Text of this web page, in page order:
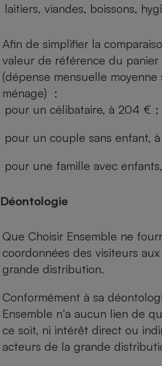
laitiers, viandes, boissons,
Afin de simplifier la
valeur de référence du panier
(dépense mensuelle
ménage) :
pour un célibataire, à 204 € ;
pour un couple sans enfant,
pour une famille avec
Déontologie
Que Choisir Ensemble ne
coordonnées des visiteurs
grande distribution.
Conformément à sa
Ensemble n’a aucun lien de
ce soit, ni intérêt direct ou
acteurs de la grande